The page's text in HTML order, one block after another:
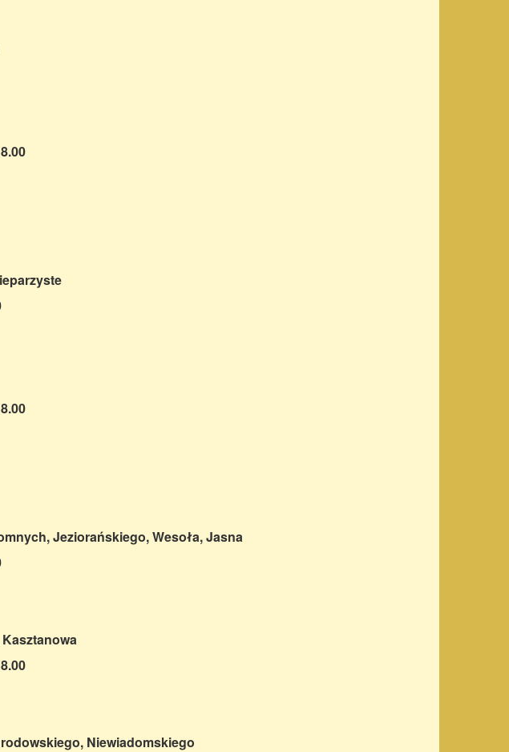
Jeziorańskiego, Wesoła, Jasna
Niewiadomskiego